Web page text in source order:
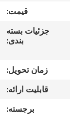
کارخانه
کیفیت
اخبار
قیمت:
جزئیات بسته
بندی:
زمان تحویل:
قابلیت ارائه:
برجسته: